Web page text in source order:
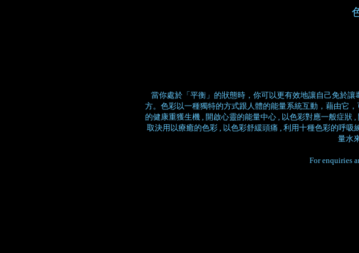
當你處於「平衡」的狀態時，你可以更有效地讓自己免於
方。色彩以一種獨特的方式跟人體的能量系統互動，藉由它
的健康重獲生機 , 開啟心靈的能量中心 , 以色彩對應一般症狀
取決用以療癒的色彩 , 以色彩舒緩頭痛 , 利用十種色彩的呼
量水
For enquiries